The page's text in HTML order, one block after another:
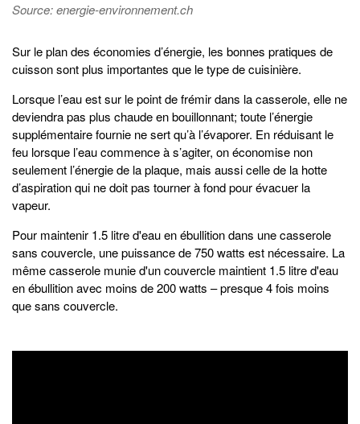
Source: energie-environnement.ch
Sur le plan des économies d’énergie, les bonnes pratiques de
cuisson sont plus importantes que le type de cuisinière.
Lorsque l’eau est sur le point de frémir dans la casserole, elle ne
deviendra pas plus chaude en bouillonnant; toute l’énergie
supplémentaire fournie ne sert qu’à l’évaporer. En réduisant le
feu lorsque l’eau commence à s’agiter, on économise non
seulement l’énergie de la plaque, mais aussi celle de la hotte
d’aspiration qui ne doit pas tourner à fond pour évacuer la
vapeur.
Pour maintenir 1.5 litre d'eau en ébullition dans une casserole
sans couvercle, une puissance de 750 watts est nécessaire. La
même casserole munie d'un couvercle maintient 1.5 litre d'eau
en ébullition avec moins de 200 watts – presque 4 fois moins
que sans couvercle.